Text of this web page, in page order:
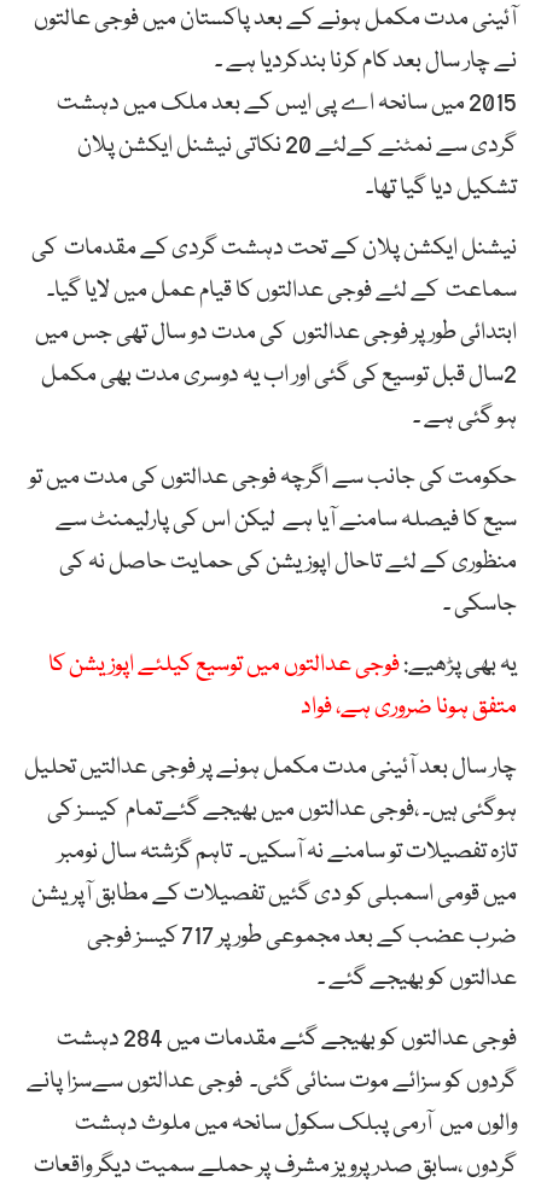
آئینی مدت مکمل ہونے کے بعد پاکستان میں فوجی عالتوں
نے چار سال بعد کام کرنا بندکردیا ہے ۔
2015 میں سانحہ اے پی ایس کے بعد ملک میں دہشت
گردی سے نمٹنے کےلئے 20 نکاتی نیشنل ایکشن پلان
تشکیل دیا گیا تھا۔
نیشنل ایکشن پلان کے تحت دہشت گردی کے مقدمات کی
سماعت کے لئے فوجی عدالتوں کا قیام عمل میں لایا گیا۔
ابتدائی طور پر فوجی عدالتوں کی مدت دو سال تھی جس میں
2سال قبل توسیع کی گئی اور اب یہ دوسری مدت بھی مکمل
ہو گئی ہے ۔
حکومت کی جانب سے اگرچہ فوجی عدالتوں کی مدت میں تو
سیع کا فیصلہ سامنے آیا ہے لیکن اس کی پارلیمنٹ سے
منظوری کے لئے تاحال اپوزیشن کی حمایت حاصل نہ کی
جاسکی ۔
یہ بھی پڑھیے:فوجی عدالتوں میں توسیع کیلئے اپوزیشن کا
متفق ہونا ضروری ہے، فواد
چار سال بعد آئینی مدت مکمل ہونے پر فوجی عدالتیں تحلیل
ہوگئی ہیں۔ ،فوجی عدالتوں میں بھیجے گئےتمام کیسز کی
تازہ تفصیلات تو سامنے نہ آسکیں۔ تاہم گزشتہ سال نومبر
میں قومی اسمبلی کو دی گئیں تفصیلات کے مطابق آپریشن
ضرب عضب کے بعد مجموعی طور پر 717 کیسز فوجی
عدالتوں کو بھیجے گئے ۔
فوجی عدالتوں کو بھیجے گئے مقدمات میں 284 دہشت
گردوں کو سزائے موت سنائی گئی۔ فوجی عدالتوں سےسزا پانے
والوں میں آرمی پبلک سکول سانحہ میں ملوث دہشت
گردوں ،سابق صدر پرویز مشرف پر حملے سمیت دیگر واقعات